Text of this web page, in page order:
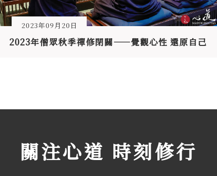
2023年09月20日
2023年僧眾秋季禪修閉關——覺觀心性 還原自己
關注心道 時刻修行